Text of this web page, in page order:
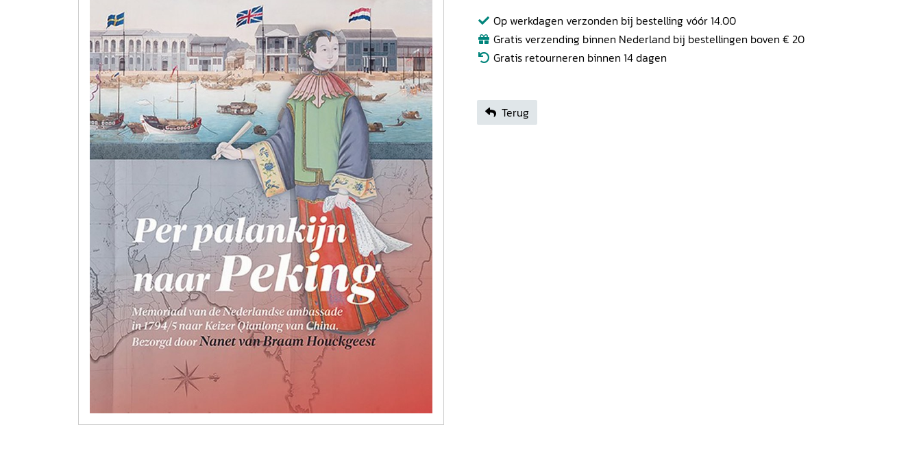
Op werkdagen verzonden bij bestelling vóór 14.00
Gratis verzending binnen Nederland bij bestellingen boven € 20
Gratis retourneren binnen 14 dagen
Terug